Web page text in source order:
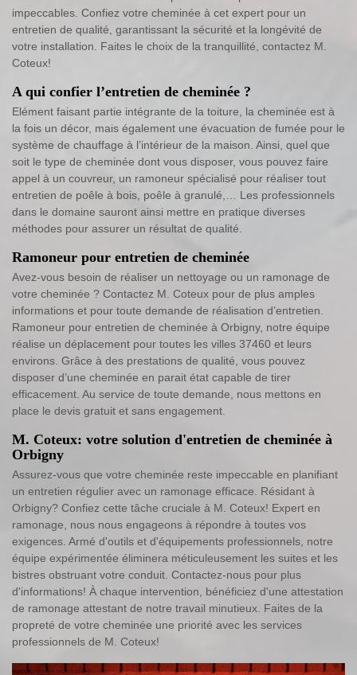
impeccables. Confiez votre cheminée à cet expert pour un
entretien de qualité, garantissant la sécurité et la longévité de
votre installation. Faites le choix de la tranquillité, contactez M.
Coteux!
A qui confier l’entretien de cheminée ?
Elément faisant partie intégrante de la toiture, la cheminée est à
la fois un décor, mais également une évacuation de fumée pour le
système de chauffage à l’intérieur de la maison. Ainsi, quel que
soit le type de cheminée dont vous disposer, vous pouvez faire
appel à un couvreur, un ramoneur spécialisé pour réaliser tout
entretien de poêle à bois, poêle à granulé,… Les professionnels
dans le domaine sauront ainsi mettre en pratique diverses
méthodes pour assurer un résultat de qualité.
Ramoneur pour entretien de cheminée
Avez-vous besoin de réaliser un nettoyage ou un ramonage de
votre cheminée ? Contactez M. Coteux pour de plus amples
informations et pour toute demande de réalisation d’entretien.
Ramoneur pour entretien de cheminée à Orbigny, notre équipe
réalise un déplacement pour toutes les villes 37460 et leurs
environs. Grâce à des prestations de qualité, vous pouvez
disposer d’une cheminée en parait état capable de tirer
efficacement. Au service de toute demande, nous mettons en
place le devis gratuit et sans engagement.
M. Coteux: votre solution d'entretien de cheminée à
Orbigny
Assurez-vous que votre cheminée reste impeccable en planifiant
un entretien régulier avec un ramonage efficace. Résidant à
Orbigny? Confiez cette tâche cruciale à M. Coteux! Expert en
ramonage, nous nous engageons à répondre à toutes vos
exigences. Armé d'outils et d'équipements professionnels, notre
équipe expérimentée éliminera méticuleusement les suites et les
bistres obstruant votre conduit. Contactez-nous pour plus
d'informations! À chaque intervention, bénéficiez d'une attestation
de ramonage attestant de notre travail minutieux. Faites de la
propreté de votre cheminée une priorité avec les services
professionnels de M. Coteux!